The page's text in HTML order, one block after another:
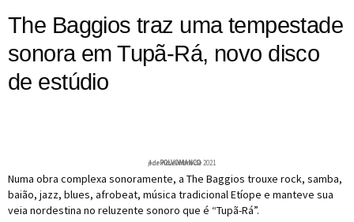
The Baggios traz uma tempestade
sonora em Tupã-Rá, novo disco
de estúdio
por POLVOMANCO
4 de novembro de 2021
Numa obra complexa sonoramente, a The Baggios trouxe rock, samba,
baião, jazz, blues, afrobeat, música tradicional Etíope e manteve sua
veia nordestina no reluzente sonoro que é “Tupã-Rá”.